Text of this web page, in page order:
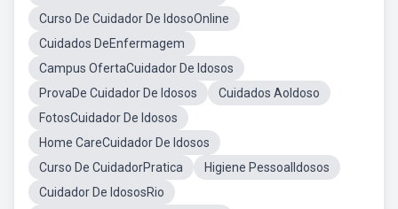
Curso De Cuidador De IdosoOnline
Cuidados DeEnfermagem
Campus OfertaCuidador De Idosos
ProvaDe Cuidador De Idosos
Cuidados AoIdoso
FotosCuidador De Idosos
Home CareCuidador De Idosos
Curso De CuidadorPratica
Higiene PessoalIdosos
Cuidador De IdososRio